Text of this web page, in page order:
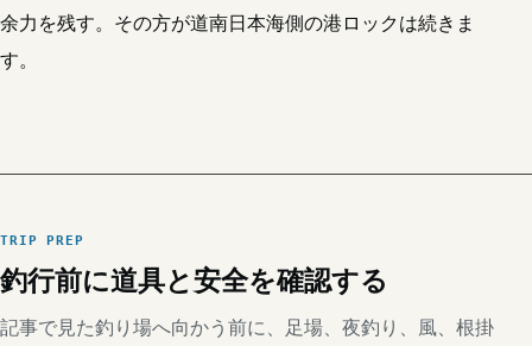
余力を残す。その方が道南日本海側の港ロックは続きま
す。
TRIP PREP
釣行前に道具と安全を確認する
記事で見た釣り場へ向かう前に、足場、夜釣り、風、根掛